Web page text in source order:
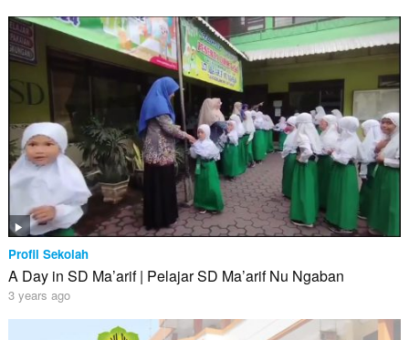
Profil Sekolah
A Day in SD Ma’arif | Pelajar SD Ma’arif Nu Ngaban
3 years ago